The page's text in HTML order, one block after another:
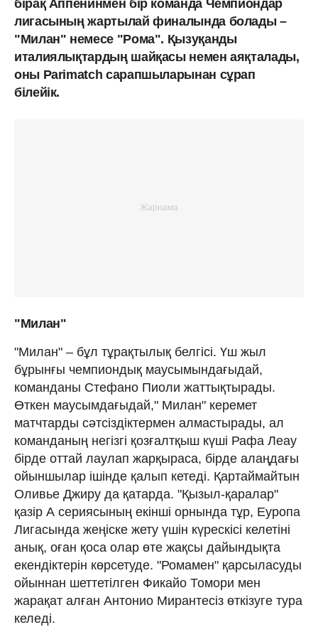
бірақ Аппенинмен бір команда Чемпиондар
лигасының жартылай финалында болады –
"Милан" немесе "Рома". Қызуқанды
италиялықтардың шайқасы немен аяқталады,
оны Parimatch сарапшыларынан сұрап
білейік.
"Милан"
"Милан" – бұл тұрақтылық белгісі. Үш жыл
бұрынғы чемпиондық маусымындағыдай,
команданы Стефано Пиоли жаттықтырады.
Өткен маусымдағыдай," Милан" керемет
матчтарды сәтсіздіктермен алмастырады, ал
команданың негізгі қозғалтқыш күші Рафа Леау
бірде оттай лаулап жарқыраса, бірде алаңдағы
ойыншылар ішінде қалып кетеді. Қартаймайтын
Оливье Джиру да қатарда. "Қызыл-қаралар"
қазір А сериясының екінші орнында тұр, Еуропа
Лигасында жеңіске жету үшін күрескісі келетіні
анық, оған қоса олар өте жақсы дайындықта
екендіктерін көрсетуде. "Ромамен" қарсыласуды
ойыннан шеттетілген Фикайо Томори мен
жарақат алған Антонио Мирантесіз өткізуге тура
келеді.